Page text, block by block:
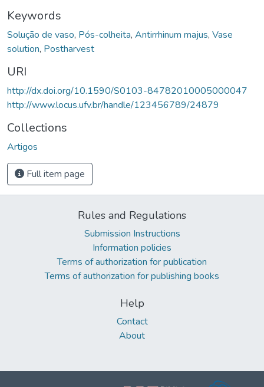
Keywords
Solução de vaso, Pós-colheita, Antirrhinum majus, Vase
solution, Postharvest
URI
http://dx.doi.org/10.1590/S0103-84782010005000047
http://www.locus.ufv.br/handle/123456789/24879
Collections
Artigos
Full item page
Rules and Regulations
Submission Instructions
Information policies
Terms of authorization for publication
Terms of authorization for publishing books
Help
Contact
About